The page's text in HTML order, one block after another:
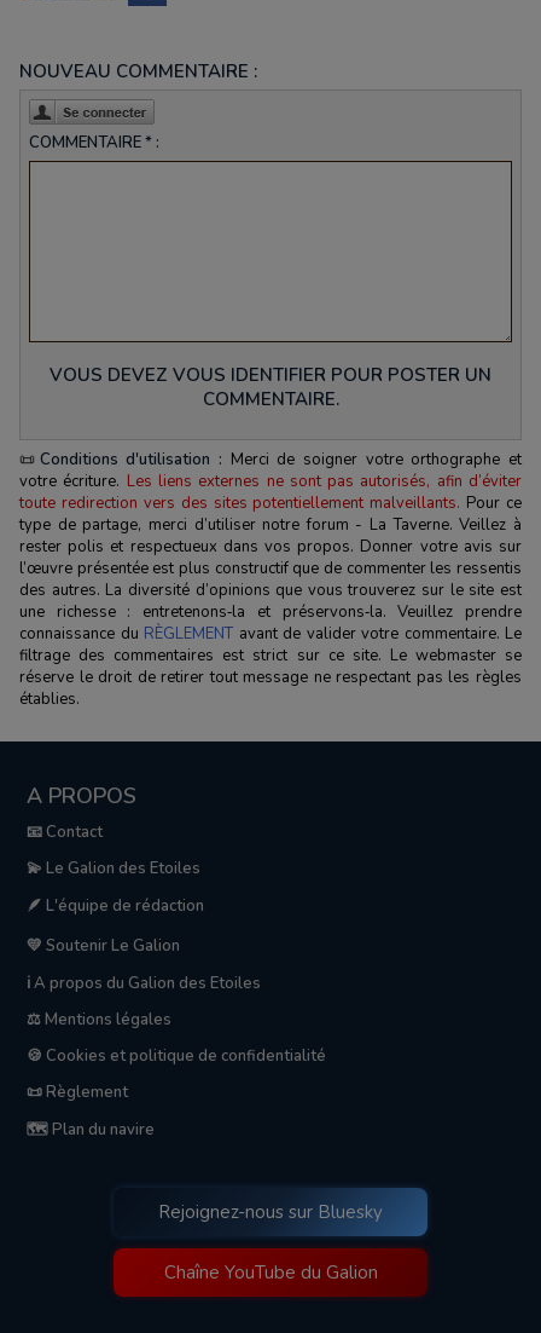
NOUVEAU COMMENTAIRE :
COMMENTAIRE * :
VOUS DEVEZ VOUS IDENTIFIER POUR POSTER UN
COMMENTAIRE.
📜 Conditions d'utilisation : Merci de soigner votre orthographe et
votre écriture. Les liens externes ne sont pas autorisés, afin d’éviter
toute redirection vers des sites potentiellement malveillants. Pour ce
type de partage, merci d’utiliser notre forum - La Taverne. Veillez à
rester polis et respectueux dans vos propos. Donner votre avis sur
l’œuvre présentée est plus constructif que de commenter les ressentis
des autres. La diversité d’opinions que vous trouverez sur le site est
une richesse : entretenons‑la et préservons‑la. Veuillez prendre
connaissance du RÈGLEMENT avant de valider votre commentaire. Le
filtrage des commentaires est strict sur ce site. Le webmaster se
réserve le droit de retirer tout message ne respectant pas les règles
établies.
A PROPOS
📧 Contact
💫 Le Galion des Etoiles
🪶 L'équipe de rédaction
💛 Soutenir Le Galion
ℹ️ A propos du Galion des Etoiles
⚖️ Mentions légales
🍪 Cookies et politique de confidentialité
📜 Règlement
🗺️ Plan du navire
Rejoignez-nous sur Bluesky
Chaîne YouTube du Galion